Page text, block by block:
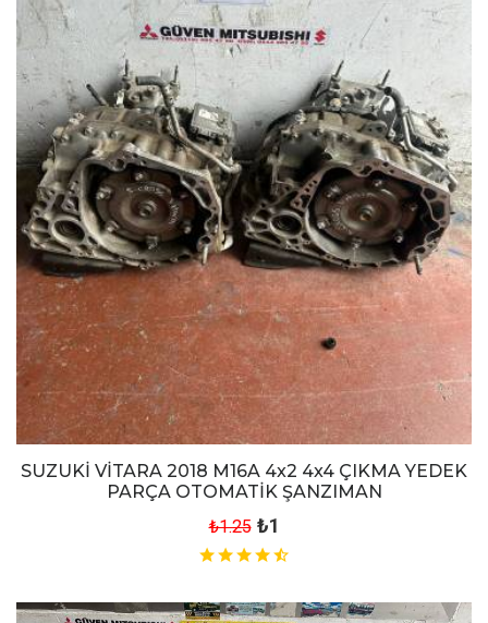
SUZUKİ VİTARA 2018 M16A 4x2 4x4 ÇIKMA YEDEK
PARÇA OTOMATİK ŞANZIMAN
₺1.25 ₺1